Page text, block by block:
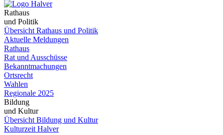
Rathaus
und Politik
Übersicht Rathaus und Politik
Aktuelle Meldungen
Rathaus
Rat und Ausschüsse
Bekanntmachungen
Ortsrecht
Wahlen
Regionale 2025
Bildung
und Kultur
Übersicht Bildung und Kultur
Kulturzeit Halver